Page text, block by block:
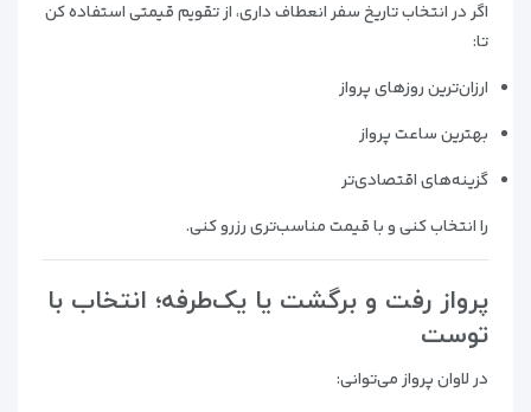
اگر در انتخاب تاریخ سفر انعطاف داری، از تقویم قیمتی استفاده کن
تا:
ارزان‌ترین روزهای پرواز
بهترین ساعت پرواز
گزینه‌های اقتصادی‌تر
را انتخاب کنی و با قیمت مناسب‌تری رزرو کنی.
پرواز رفت و برگشت یا یک‌طرفه؛ انتخاب با
توست
در لاوان پرواز می‌توانی: